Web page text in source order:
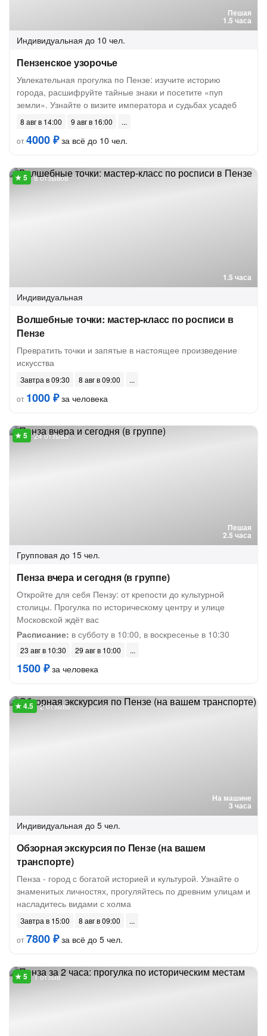
Пешая
1.5 часа
Индивидуальная до 10 чел.
Пензенское узорочье
Увлекательная прогулка по Пензе: изучите историю
города, расшифруйте тайные знаки и посетите «пуп
земли». Узнайте о визите императора и судьбах усадеб
8 авг в 14:00
9 авг в 16:00
от4000 ₽за всё до 10 чел.
1.5 часа
8 отзывов
Индивидуальная
Волшебные точки: мастер-класс по росписи в
Пензе
Превратить точки и запятые в настоящее произведение
искусства
Завтра в 09:30
8 авг в 09:00
от 1000 ₽за человека
Пешая
2.5 часа
24 отзыва
Групповая до 15 чел.
Пенза вчера и сегодня (в группе)
Откройте для себя Пензу: от крепости до культурной
столицы. Прогулка по историческому центру и улице
Московской ждёт вас
Расписание: в субботу в 10:00, в воскресенье в 10:30
23 авг в 10:30 29 авг в 10:00
1500 ₽за человека
На машине
3 часа
2 отзыва
Индивидуальная до 5 чел.
Обзорная экскурсия по Пензе (на вашем
транспорте)
Пенза - город с богатой историей и культурой. Узнайте о
знаменитых личностях, прогуляйтесь по древним улицам и
насладитесь видами с холма
Завтра в 15:00
8 авг в 09:00
от7800 ₽за всё до 5 чел.
1 отзыв